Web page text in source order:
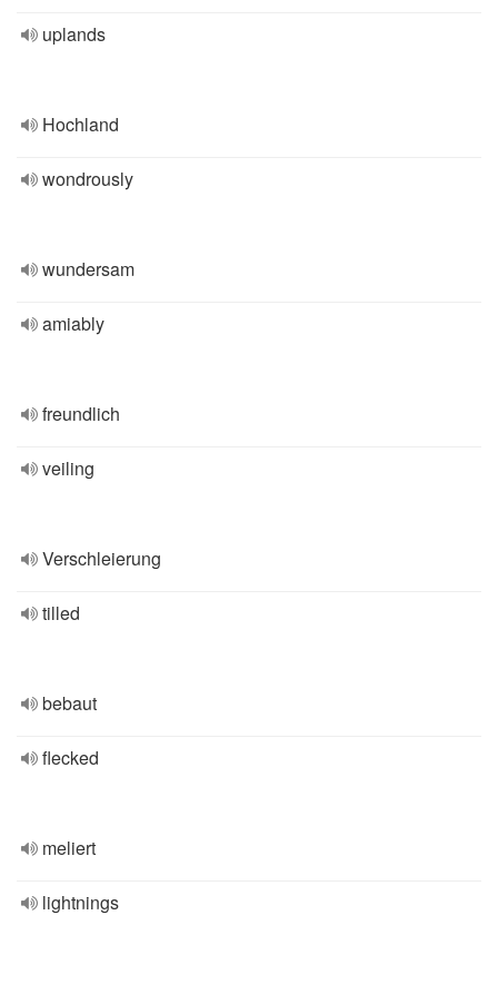
uplands
Hochland
wondrously
wundersam
amiably
freundlich
veiling
Verschleierung
tilled
bebaut
flecked
meliert
lightnings